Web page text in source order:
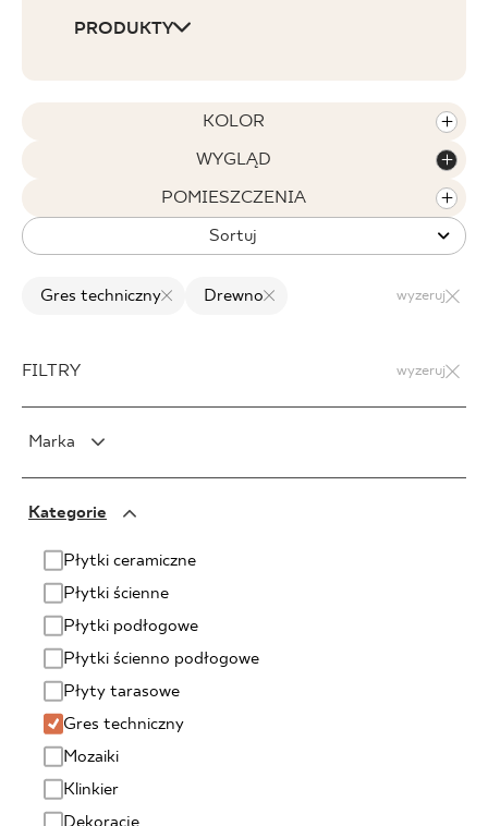
KONTAKT
PL EN SK DE
PRODUKTY
KOLOR
WYGLĄD
POMIESZCZENIA
Sortuj
Gres techniczny Drewno wyzeruj
FILTRY wyzeruj
Marka
PARADYŻ Classica
SENSES
Kategorie
Płytki ceramiczne
Płytki ścienne
Płytki podłogowe
Płytki ścienno podłogowe
Płyty tarasowe
Gres techniczny
Mozaiki
Klinkier